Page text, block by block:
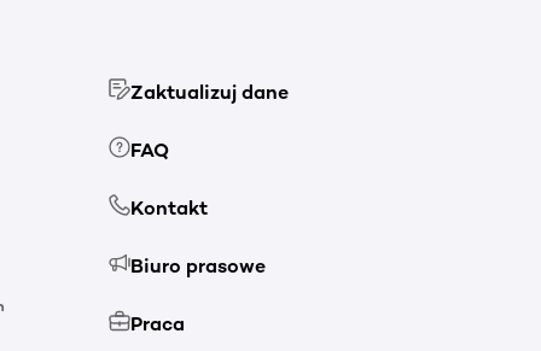
Zaktualizuj dane
FAQ
Kontakt
Biuro prasowe
Praca